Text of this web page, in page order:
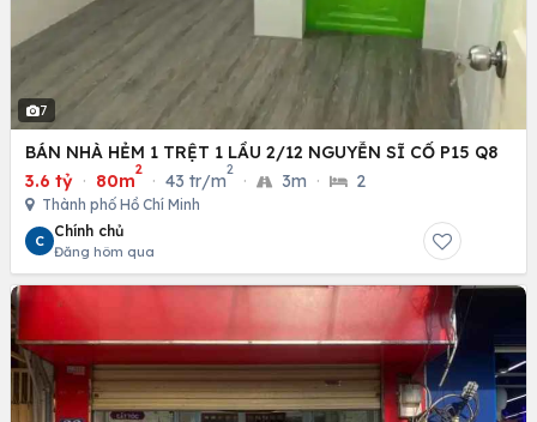
7
BÁN NHÀ HẺM 1 TRỆT 1 LẦU 2/12 NGUYỄN SĨ CỐ P15 Q8
3.6 tỷ · 80m
2
· 43 tr/m
2
· 3m · 2
Thành phố Hồ Chí Minh
C
Chính chủ
Đăng hôm qua